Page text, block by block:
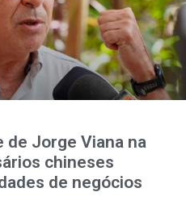
de Jorge Viana na
chineses
de negócios